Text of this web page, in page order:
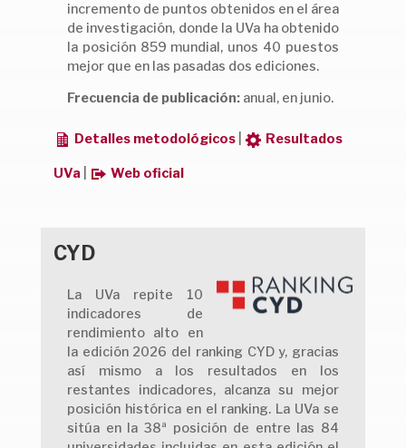
incremento de puntos obtenidos en el área
de investigación, donde la UVa ha obtenido
la posición 859 mundial, unos 40 puestos
mejor que en las pasadas dos ediciones.
Frecuencia de publicación:anual, en junio.
Detalles metodológicos Resultados
UVa Web oficial
CYD
La UVa repite 10
indicadores de
rendimiento alto en
la edición 2026 del ranking CYD y, gracias
así mismo a los resultados en los
restantes indicadores, alcanza su mejor
posición histórica en el ranking. La UVa se
sitúa en la 38ª posición de entre las 84